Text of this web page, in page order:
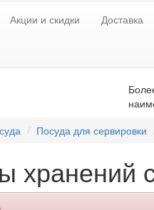
Акции и скидки Доставка
Посуда для сервировки
хранений